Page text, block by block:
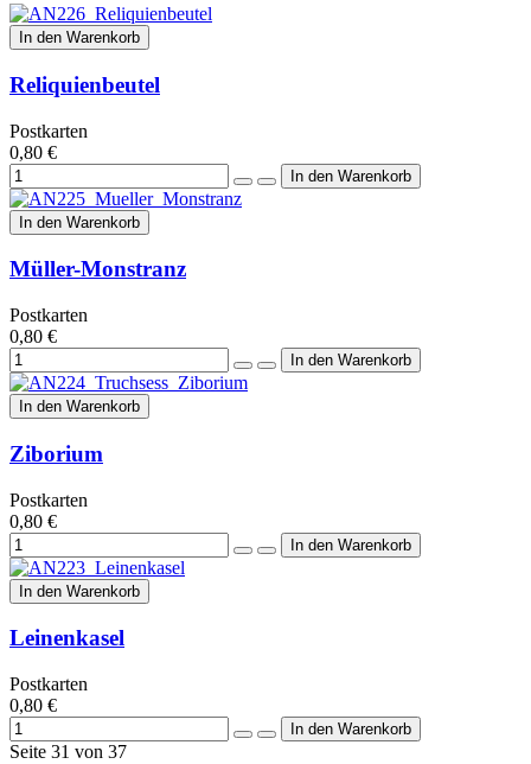
In den Warenkorb
Reliquienbeutel
Postkarten
0,80 €
In den Warenkorb
Müller-Monstranz
Postkarten
0,80 €
In den Warenkorb
Ziborium
Postkarten
0,80 €
In den Warenkorb
Leinenkasel
Postkarten
0,80 €
Seite 31 von 37